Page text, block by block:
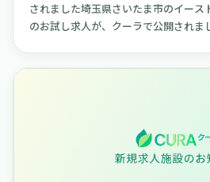
されました埼玉県さいたま市のイース
のお試し求人が、クーラで公開されま